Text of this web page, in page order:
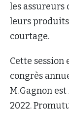
les
leurs produits
courtage.
Cette session
congrès
M. Gagnon
2022.